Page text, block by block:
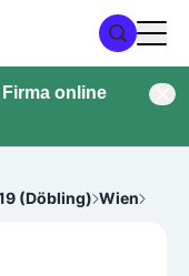
online
(Döbling) Wien